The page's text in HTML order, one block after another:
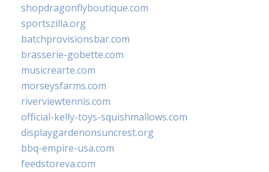
shopdragonflyboutique.com
sportszilla.org
batchprovisionsbar.com
brasserie-gobette.com
musicrearte.com
morseysfarms.com
riverviewtennis.com
official-kelly-toys-squishmallows.com
displaygardenonsuncrest.org
bbq-empire-usa.com
feedstoreva.com